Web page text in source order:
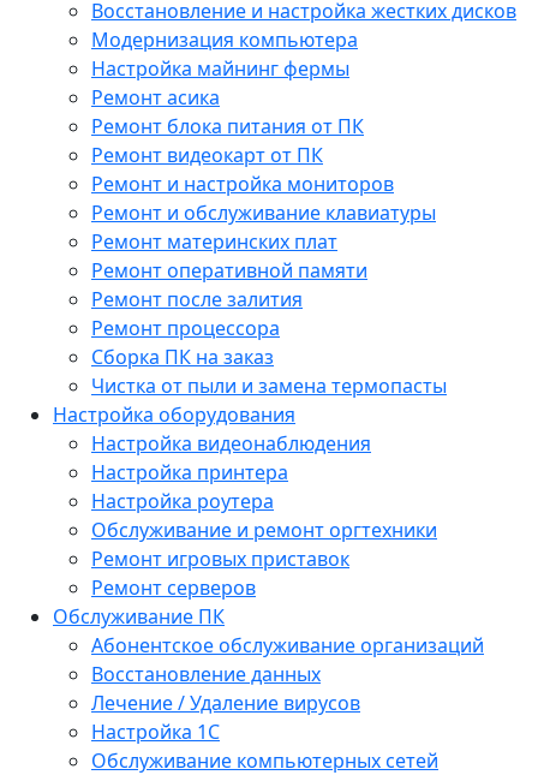
Восстановление и настройка жестких дисков
Модернизация компьютера
Настройка майнинг фермы
Ремонт асика
Ремонт блока питания от ПК
Ремонт видеокарт от ПК
Ремонт и настройка мониторов
Ремонт и обслуживание клавиатуры
Ремонт материнских плат
Ремонт оперативной памяти
Ремонт после залития
Ремонт процессора
Сборка ПК на заказ
Чистка от пыли и замена термопасты
Настройка оборудования
Настройка видеонаблюдения
Настройка принтера
Настройка роутера
Обслуживание и ремонт оргтехники
Ремонт игровых приставок
Ремонт серверов
Обслуживание ПК
Абонентское обслуживание организаций
Восстановление данных
Лечение / Удаление вирусов
Настройка 1С
Обслуживание компьютерных сетей